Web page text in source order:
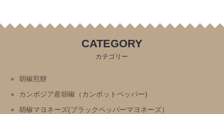
CATEGORY
カテゴリー
胡椒煎餅
カンボジア産胡椒（カンポットペッパー)
胡椒マヨネーズ(ブラックペッパーマヨネーズ）